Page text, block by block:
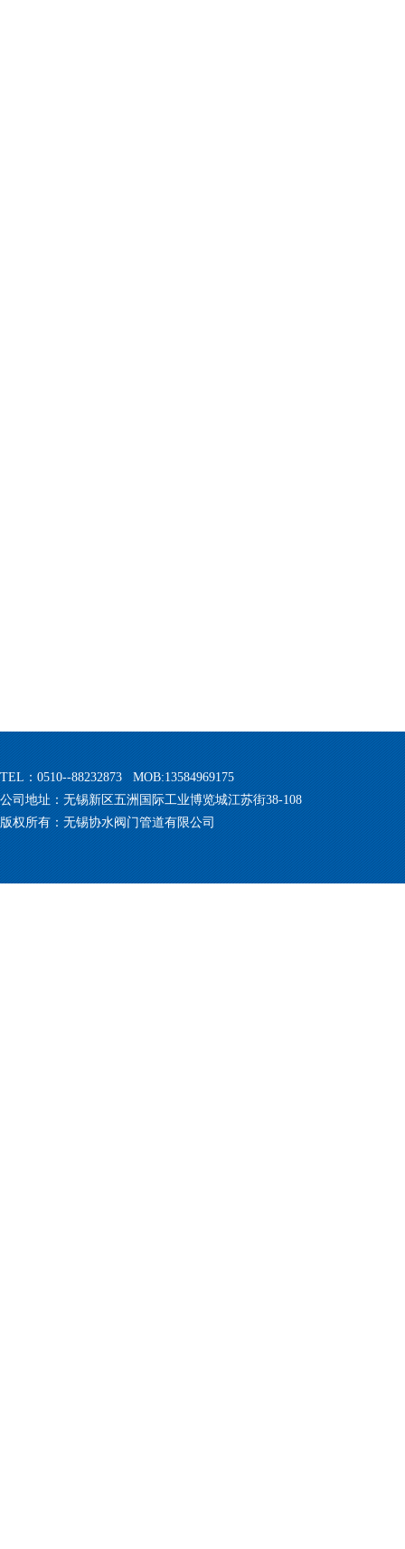
TEL：0510--88232873 MOB:13584969175
公司地址：无锡新区五洲国际工业博览城江苏街38-108
版权所有：无锡协水阀门管道有限公司